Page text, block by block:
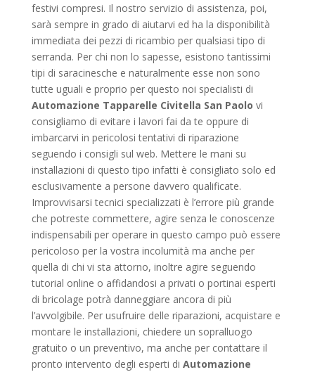
festivi compresi. Il nostro servizio di assistenza, poi,
sarà sempre in grado di aiutarvi ed ha la disponibilità
immediata dei pezzi di ricambio per qualsiasi tipo di
serranda. Per chi non lo sapesse, esistono tantissimi
tipi di saracinesche e naturalmente esse non sono
tutte uguali e proprio per questo noi specialisti di
Automazione Tapparelle Civitella San Paolo vi
consigliamo di evitare i lavori fai da te oppure di
imbarcarvi in pericolosi tentativi di riparazione
seguendo i consigli sul web. Mettere le mani su
installazioni di questo tipo infatti è consigliato solo ed
esclusivamente a persone davvero qualificate.
Improvvisarsi tecnici specializzati è l’errore più grande
che potreste commettere, agire senza le conoscenze
indispensabili per operare in questo campo può essere
pericoloso per la vostra incolumità ma anche per
quella di chi vi sta attorno, inoltre agire seguendo
tutorial online o affidandosi a privati o portinai esperti
di bricolage potrà danneggiare ancora di più
l’avvolgibile. Per usufruire delle riparazioni, acquistare e
montare le installazioni, chiedere un sopralluogo
gratuito o un preventivo, ma anche per contattare il
pronto intervento degli esperti di Automazione